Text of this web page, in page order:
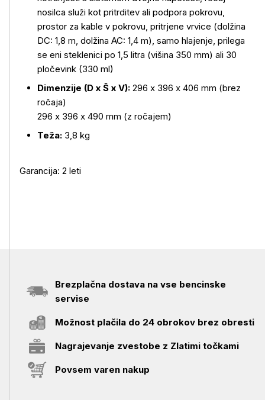
nosilca služi kot pritrditev ali podpora pokrovu,
prostor za kable v pokrovu, pritrjene vrvice (dolžina
DC: 1,8 m, dolžina AC: 1,4 m), samo hlajenje, prilega
se eni steklenici po 1,5 litra (višina 350 mm) ali 30
pločevink (330 ml)
Dimenzije (D x Š x V): 296 x 396 x 406 mm (brez
ročaja)
296 x 396 x 490 mm (z ročajem)
Teža: 3,8 kg
Garancija: 2 leti
Brezplačna dostava na vse bencinske
servise
Možnost plačila do 24 obrokov brez obresti
Nagrajevanje zvestobe z Zlatimi točkami
Povsem varen nakup